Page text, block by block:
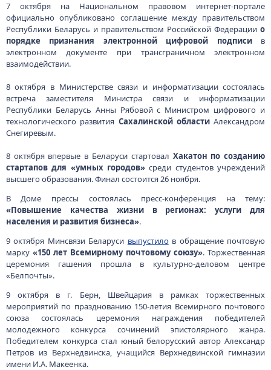
7 октября на Национальном правовом интернет-портале
официально опубликовано соглашение между правительством
Республики Беларусь и правительством Российской Федерациио
порядке признания электронной цифровой подписив
электронном документе при трансграничном электронном
взаимодействии.
8 октября в Министерстве связи и информатизации состоялась
встреча заместителя Министра связи и информатизации
Республики Беларусь Анны Рябовой с Министром цифрового и
технологического развития Сахалинской областиАлександром
Снегиревым.
8 октября впервые в Беларуси стартовал Хакатон по созданию
стартапов для «умных городов» среди студентов учреждений
высшего образования. Финал состоится 26 ноября.
В Доме прессы состоялась пресс-конференция на тему:
«Повышение качества жизни в регионах: услуги для
населения и развития бизнеса».
9 октября Минсвязи Беларуси выпустилов обращение почтовую
марку «150 лет Всемирному почтовому союзу». Торжественная
церемония гашения прошла в культурно-деловом центре
«Белпочты».
9 октября в г. Берн, Швейцария в рамках торжественных
мероприятий по празднованию 150-летия Всемирного почтового
союза состоялась церемония награждения победителей
молодежного конкурса сочинений эпистолярного жанра.
Победителем конкурса стал юный белорусский автор Александр
Петров из Верхнедвинска, учащийся Верхнедвинской гимназии
имени И.А. Макеенка.